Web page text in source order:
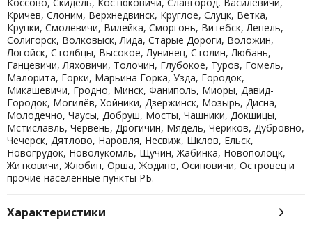
Кричев, Слоним, Верхнедвинск, Круглое, Слуцк, Ветка,
Крупки, Смолевичи, Вилейка, Сморгонь, Витебск, Лепель,
Солигорск, Волковыск, Лида, Старые Дороги, Воложин,
Логойск, Столбцы, Высокое, Лунинец, Столин, Любань,
Ганцевичи, Ляховичи, Толочин, Глубокое, Туров, Гомель,
Малорита, Горки, Марьина Горка, Узда, Городок,
Микашевичи, Гродно, Минск, Фаниполь, Миоры, Давид-
Городок, Могилёв, Хойники, Дзержинск, Мозырь, Дисна,
Молодечно, Чаусы, Добруш, Мосты, Чашники, Докшицы,
Мстиславль, Червень, Дрогичин, Мядель, Чериков, Дубровно,
Чечерск, Дятлово, Наровля, Несвиж, Шклов, Ельск,
Новогрудок, Новолукомль, Щучин, Жабинка, Новополоцк,
Житковичи, Жлобин, Орша, Жодино, Осиповичи, Островец и
прочие населенные пункты РБ.
Характеристики